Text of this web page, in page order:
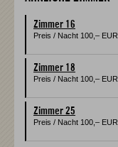
Zimmer 16
Preis / Nacht 100,– EUR
Zimmer 18
Preis / Nacht 100,– EUR
Zimmer 25
Preis / Nacht 100,– EUR